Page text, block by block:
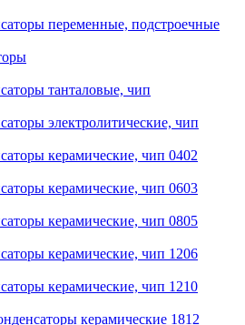
переменные, подстроечные
танталовые, чип
электролитические, чип
керамические, чип 0402
керамические, чип 0603
керамические, чип 0805
керамические, чип 1206
керамические, чип 1210
керамические 1812